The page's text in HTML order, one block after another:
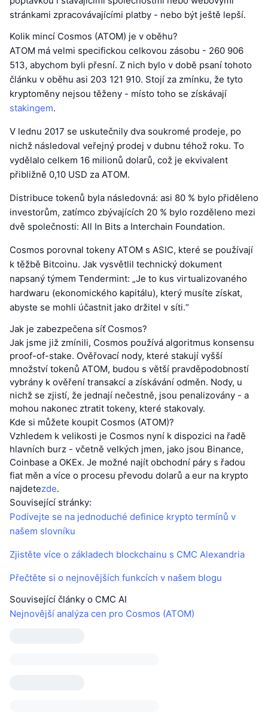
stránkami zpracovávajícími platby - nebo být ještě lepší.
Kolik mincí Cosmos (ATOM) je v oběhu?
ATOM má velmi specifickou celkovou zásobu - 260 906
513, abychom byli přesní. Z nich bylo v době psaní tohoto
článku v oběhu asi 203 121 910. Stojí za zmínku, že tyto
kryptoměny nejsou těženy - místo toho se získávají
stakingem.
V lednu 2017 se uskutečnily dva soukromé prodeje, po
nichž následoval veřejný prodej v dubnu téhož roku. To
vydělalo celkem 16 milionů dolarů, což je ekvivalent
přibližně 0,10 USD za ATOM.
Distribuce tokenů byla následovná: asi 80 % bylo přiděleno
investorům, zatímco zbývajících 20 % bylo rozděleno mezi
dvě společnosti: All In Bits a Interchain Foundation.
Cosmos porovnal tokeny ATOM s ASIC, které se používají
k těžbě Bitcoinu. Jak vysvětlil technický dokument
napsaný týmem Tendermint: „Je to kus virtualizovaného
hardwaru (ekonomického kapitálu), který musíte získat,
abyste se mohli účastnit jako držitel v síti.“
Jak je zabezpečena síť Cosmos?
Jak jsme již zmínili, Cosmos používá algoritmus konsensu
proof-of-stake. Ověřovací nody, které stakují vyšší
množství tokenů ATOM, budou s větší pravděpodobností
vybrány k ověření transakcí a získávání odměn. Nody, u
nichž se zjistí, že jednají nečestně, jsou penalizovány - a
mohou nakonec ztratit tokeny, které stakovaly.
Kde si můžete koupit Cosmos (ATOM)?
Vzhledem k velikosti je Cosmos nyní k dispozici na řadě
hlavních burz - včetně velkých jmen, jako jsou Binance,
Coinbase a OKEx. Je možné najít obchodní páry s řadou
fiat měn a více o procesu převodu dolarů a eur na krypto
najdetezde.
Související stránky:
Podívejte se na jednoduché definice krypto termínů v
našem slovníku
Zjistěte více o základech blockchainu s CMC Alexandria
Přečtěte si o nejnovějších funkcích v našem blogu
Související články o CMC AI
Nejnovější analýza cen pro Cosmos (ATOM)